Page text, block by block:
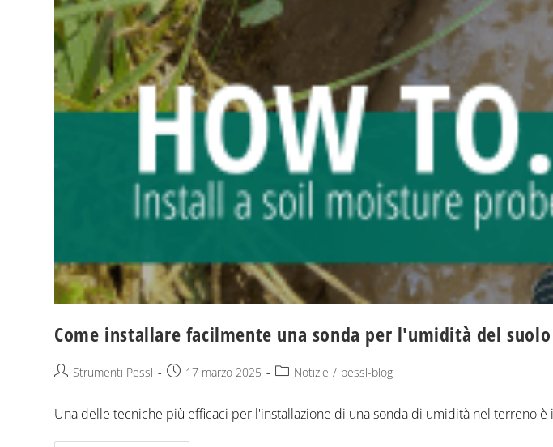
Come installare facilmente una sonda per l'umidità del
Strumenti Pessl 17 marzo 2025 Notizie / pessl-blog
Una delle tecniche più efficaci per l'installazione di una sonda di umidità nel terreno